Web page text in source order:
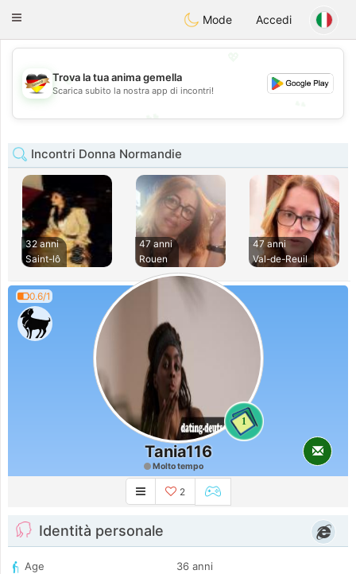
DeutschDating
Toggle
Mode Accedi
💖
💕
Trova la tua anima gemella
Scarica subito la nostra app di incontri!
Incontri Donna Normandie
32 anni
Saint-lô
47 anni
Rouen
47 anni
Val-de-Reuil
0.6/1
1
Tania116
Molto tempo
2
Identità personale
Age
36 anni